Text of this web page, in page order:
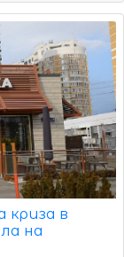
криза в
на